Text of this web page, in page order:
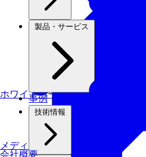
ホワイトペーパー
メディアライブラリ
製品・サービス
事例
技術情報
会社概要